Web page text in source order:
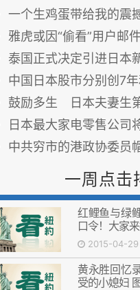
一个生鸡蛋带给我的震
雅虎或因“偷看”用户邮
泰国正式决定引进日本
中国日本股市分别创7
鼓励多生 日本夫妻生第
日本最大家电零售公司
中共穷市的港政协委员
一周点击
红鲤鱼与绿
口令！大家
2015-04-29
黄永胜回忆
受的小媳妇